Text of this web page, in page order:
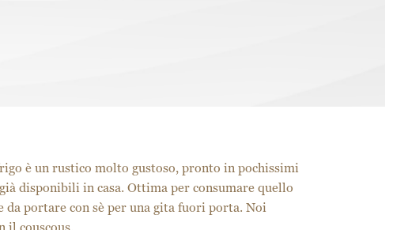
è un rustico molto gustoso, pronto in pochissimi
disponibili in casa. Ottima per consumare quello
da portare con sè per una gita fuori porta. Noi